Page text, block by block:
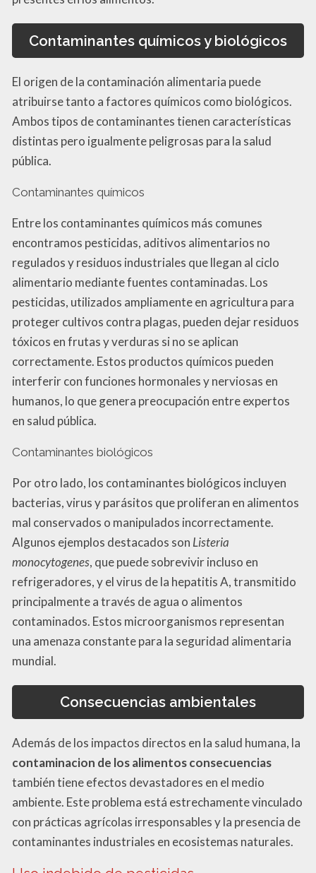
Contaminantes químicos y biológicos
El origen de la contaminación alimentaria puede
atribuirse tanto a factores químicos como biológicos.
Ambos tipos de contaminantes tienen características
distintas pero igualmente peligrosas para la salud
pública.
Contaminantes químicos
Entre los contaminantes químicos más comunes
encontramos pesticidas, aditivos alimentarios no
regulados y residuos industriales que llegan al ciclo
alimentario mediante fuentes contaminadas. Los
pesticidas, utilizados ampliamente en agricultura para
proteger cultivos contra plagas, pueden dejar residuos
tóxicos en frutas y verduras si no se aplican
correctamente. Estos productos químicos pueden
interferir con funciones hormonales y nerviosas en
humanos, lo que genera preocupación entre expertos
en salud pública.
Contaminantes biológicos
Por otro lado, los contaminantes biológicos incluyen
bacterias, virus y parásitos que proliferan en alimentos
mal conservados o manipulados incorrectamente.
Algunos ejemplos destacados son Listeria
monocytogenes, que puede sobrevivir incluso en
refrigeradores, y el virus de la hepatitis A, transmitido
principalmente a través de agua o alimentos
contaminados. Estos microorganismos representan
una amenaza constante para la seguridad alimentaria
mundial.
Consecuencias ambientales
Además de los impactos directos en la salud humana, la
contaminacion de los alimentos consecuencias
también tiene efectos devastadores en el medio
ambiente. Este problema está estrechamente vinculado
con prácticas agrícolas irresponsables y la presencia de
contaminantes industriales en ecosistemas naturales.